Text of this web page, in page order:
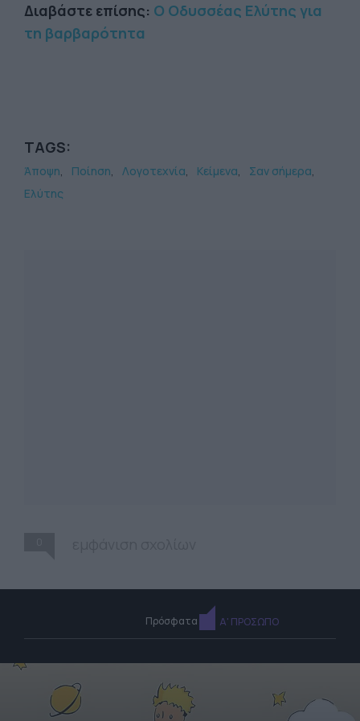
Διαβάστε επίσης: Ο Οδυσσέας Ελύτης για
τη βαρβαρότητα
TAGS:
Άποψη Ποίηση Λογοτεχνία Κείμενα
Σαν σήμερα
Ελύτης
Πρόσφατα Α' ΠΡΟΣΩΠΟ